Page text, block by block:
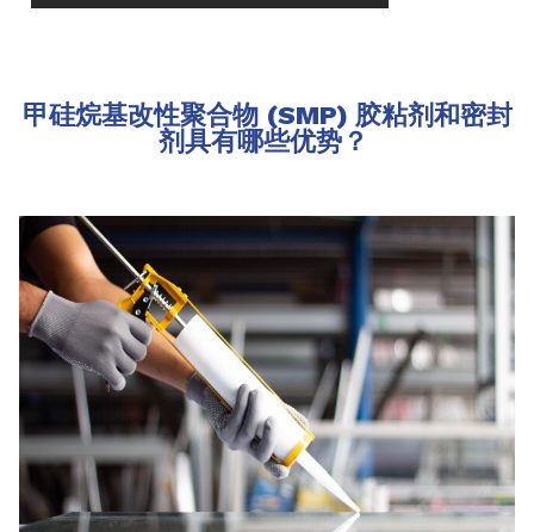
甲硅烷基改性聚合物 (SMP) 胶粘剂和密封
剂具有哪些优势？